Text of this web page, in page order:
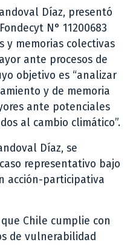
Díaz, presentó
N° 11200683
y memorias colectivas
ante procesos de
objetivo es “analizar
y de memoria
ante potenciales
al cambio climático”.
Díaz, se
representativo bajo
acción-participativa
Chile cumplie con
de vulnerabilidad